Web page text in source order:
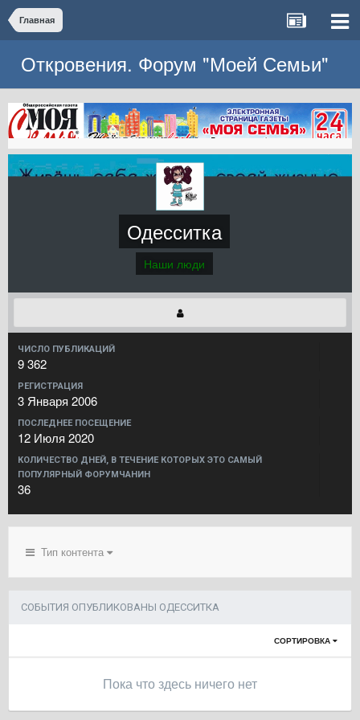
Главная
Откровения. Форум "Моей Семьи"
Одесситка
Наши люди
ЧИСЛО ПУБЛИКАЦИЙ
9 362
РЕГИСТРАЦИЯ
3 Января 2006
ПОСЛЕДНЕЕ ПОСЕЩЕНИЕ
12 Июля 2020
КОЛИЧЕСТВО ДНЕЙ, В ТЕЧЕНИЕ КОТОРЫХ ЭТО САМЫЙ
ПОПУЛЯРНЫЙ ФОРУМЧАНИН
36
Тип контента
СОБЫТИЯ ОПУБЛИКОВАНЫ ОДЕССИТКА
СОРТИРОВКА
Пока что здесь ничего нет